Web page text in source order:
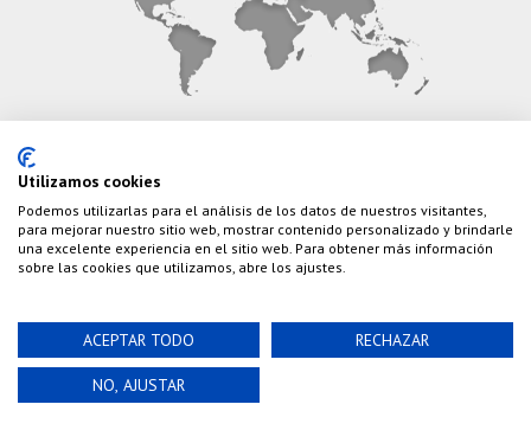
Teléfono: (+34) 626 495 499
E-Mail: info@cazaylibros.com
Powered by©Nao Grupo de Comunicación, S.L.
2020 Cazaylibros.com ¡Todo Un Tiro!, todos los
derechos reservados.
Utilizamos cookies
Podemos utilizarlas para el análisis de los datos de nuestros visitantes,
para mejorar nuestro sitio web, mostrar contenido personalizado y brindarle
una excelente experiencia en el sitio web. Para obtener más información
sobre las cookies que utilizamos, abre los ajustes.
ACEPTAR TODO RECHAZAR
NO, AJUSTAR